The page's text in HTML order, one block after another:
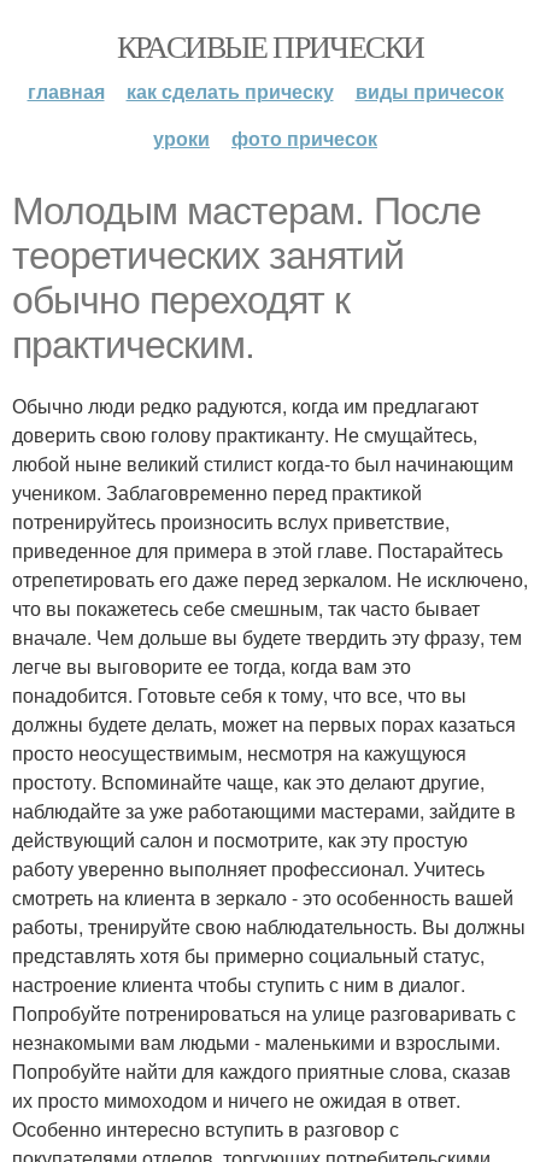
КРАСИВЫЕ ПРИЧЕСКИ
главная как сделать прическу
виды причесок
уроки
фото причесок
Молодым мастерам. После
теоретических занятий
обычно переходят к
практическим.
Обычно люди редко радуются, когда им предлагают
доверить свою голову практиканту. Не смущайтесь,
любой ныне великий стилист когда-то был начинающим
учеником. Заблаговременно перед практикой
потренируйтесь произносить вслух приветствие,
приведенное для примера в этой главе. Постарайтесь
отрепетировать его даже перед зеркалом. Не исключено,
что вы покажетесь себе смешным, так часто бывает
вначале. Чем дольше вы будете твердить эту фразу, тем
легче вы выговорите ее тогда, когда вам это
понадобится. Готовьте себя к тому, что все, что вы
должны будете делать, может на первых порах казаться
просто неосуществимым, несмотря на кажущуюся
простоту. Вспоминайте чаще, как это делают другие,
наблюдайте за уже работающими мастерами, зайдите в
действующий салон и посмотрите, как эту простую
работу уверенно выполняет профессионал. Учитесь
смотреть на клиента в зеркало - это особенность вашей
работы, тренируйте свою наблюдательность. Вы должны
представлять хотя бы примерно социальный статус,
настроение клиента чтобы ступить с ним в диалог.
Попробуйте потренироваться на улице разговаривать с
незнакомыми вам людьми - маленькими и взрослыми.
Попробуйте найти для каждого приятные слова, сказав
их просто мимоходом и ничего не ожидая в ответ.
Особенно интересно вступить в разговор с